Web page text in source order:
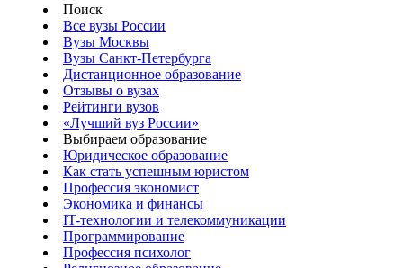
Поиск
Все вузы России
Вузы Москвы
Вузы Санкт-Петербурга
Дистанционное образование
Отзывы о вузах
Рейтинги вузов
«Лучший вуз России»
Выбираем образование
Юридическое образование
Как стать успешным юристом
Профессия экономист
Экономика и финансы
IT-технологии и телекоммуникации
Программирование
Профессия психолог